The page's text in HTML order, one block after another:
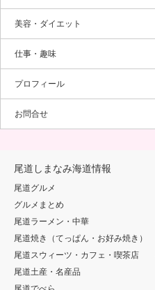
美容・ダイエット
仕事・趣味
プロフィール
お問合せ
尾道しまなみ海道情報
尾道グルメ
グルメまとめ
尾道ラーメン・中華
尾道焼き（てっぱん・お好み焼き）
尾道スウィーツ・カフェ・喫茶店
尾道土産・名産品